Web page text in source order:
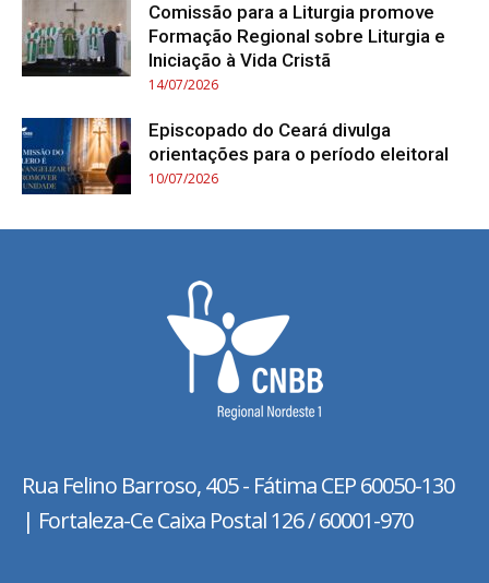
Comissão para a Liturgia promove
Formação Regional sobre Liturgia e
Iniciação à Vida Cristã
14/07/2026
Episcopado do Ceará divulga
orientações para o período eleitoral
10/07/2026
Rua Felino Barroso, 405 - FátimaCEP 60050-130
| Fortaleza-Ce Caixa Postal 126 / 60001-970